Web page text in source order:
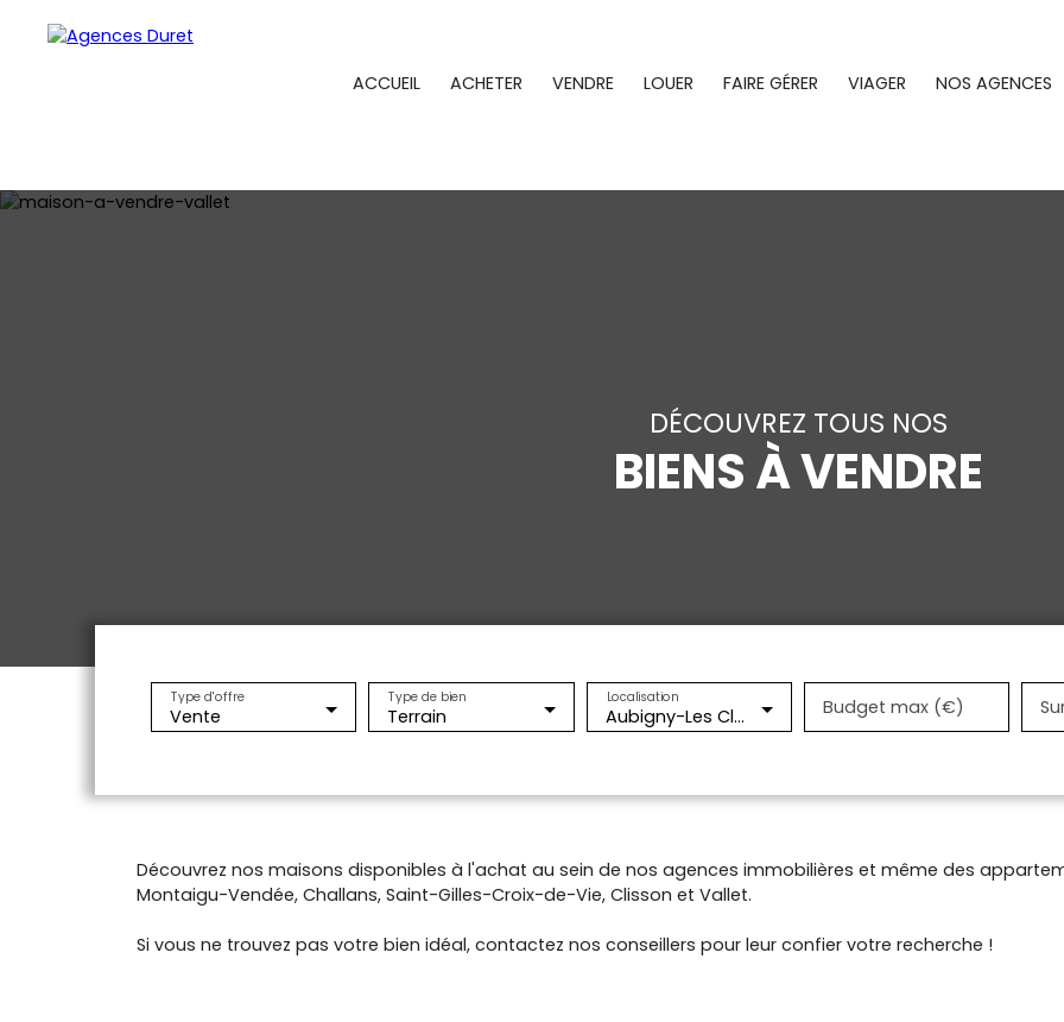
ACCUEIL ACHETER VENDRE LOUER FAIRE GÉRER VIAGER NOS AGENCES
DÉCOUVREZ TOUS NOS
BIENS À VENDRE
Vente
Type d'offre
Terrain
Type de bien
Aubigny-Les Clouzeaux (85430)
Localisation Budget max (€)
Découvrez nos maisons disponibles à l'achat au sein de nos agences immobilières et même des
Montaigu-Vendée, Challans, Saint-Gilles-Croix-de-Vie, Clisson et Vallet.
Si vous ne trouvez pas votre bien idéal, contactez nos conseillers pour leur confier votre recherche !